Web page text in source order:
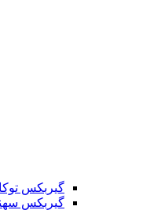
گیربکس
گیربکس